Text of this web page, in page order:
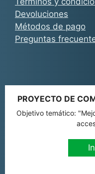
Devoluciones
Métodos de pago
Preguntas
PROYECTO DE
Objetivo temático: